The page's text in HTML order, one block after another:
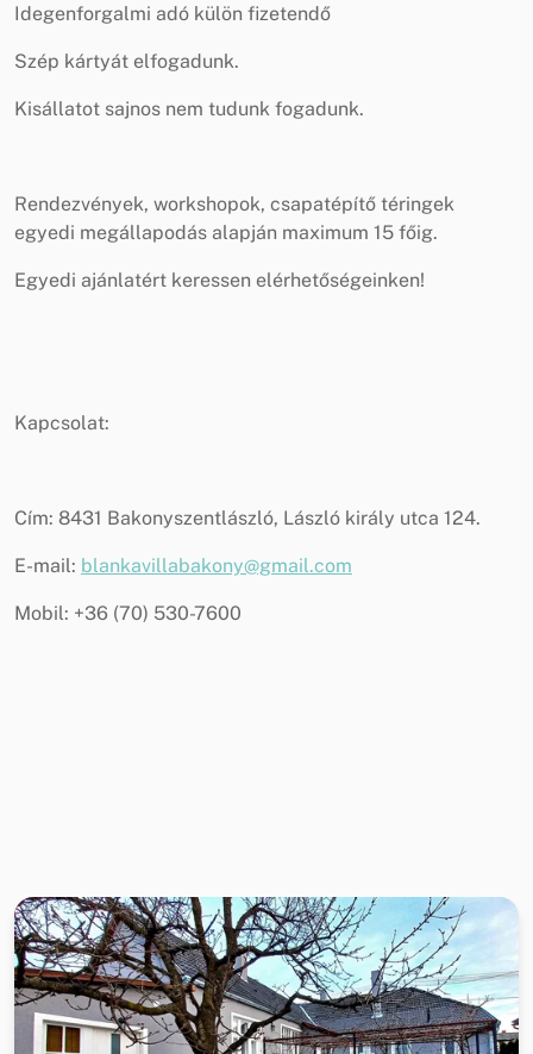
Idegenforgalmi adó külön fizetendő
Szép kártyát elfogadunk.
Kisállatot sajnos nem tudunk fogadunk.
Rendezvények, workshopok, csapatépítő téringek
egyedi megállapodás alapján maximum 15 főig.
Egyedi ajánlatért keressen elérhetőségeinken!
Kapcsolat:
Cím: 8431 Bakonyszentlászló, László király utca 124.
E-mail: blankavillabakony@gmail.com
Mobil: +36 (70) 530-7600